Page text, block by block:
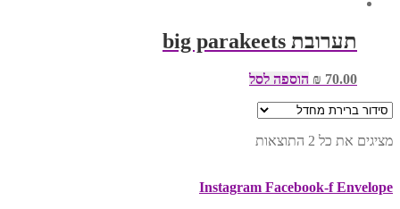
תערובת big parakeets
₪ 70.00 הוספה לסל
מציגים את כל ⁦2⁩ התוצאות
Instagram Facebook-f Envelope